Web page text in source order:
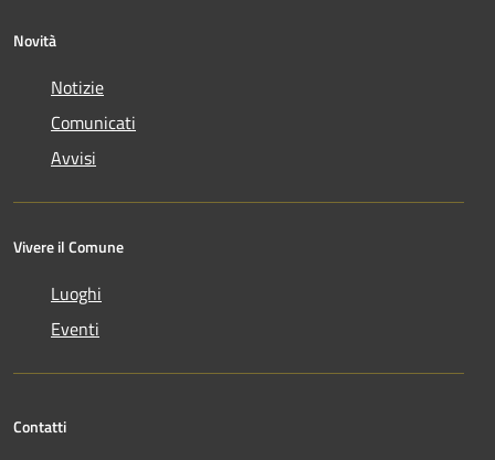
Novità
Notizie
Comunicati
Avvisi
Vivere il Comune
Luoghi
Eventi
Contatti